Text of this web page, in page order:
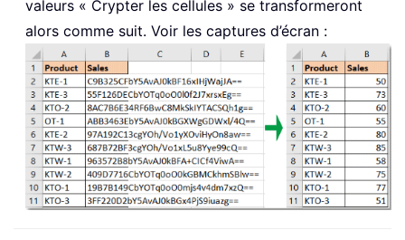
valeurs « Crypter les cellules » se transformeront
alors comme suit. Voir les captures d’écran :